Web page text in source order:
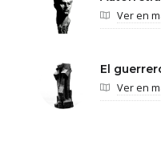
Ver en
El
Ver en